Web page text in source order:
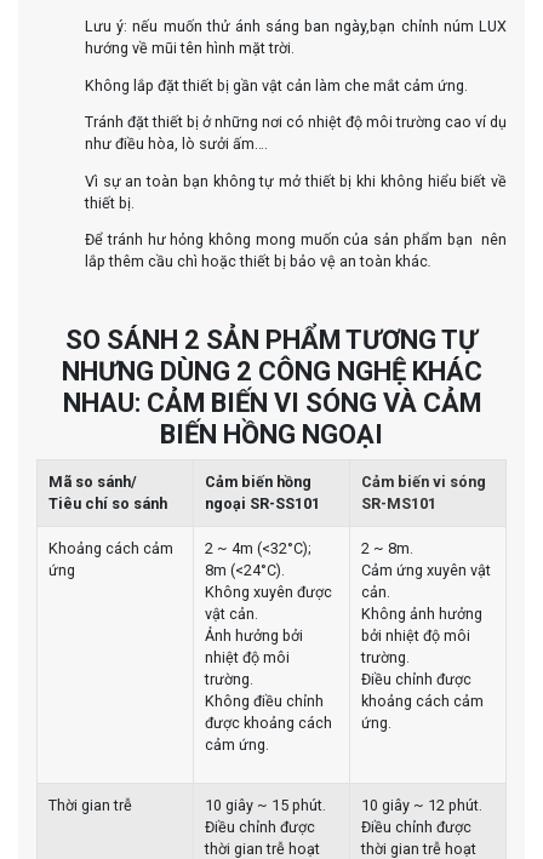
Lưu ý: nếu muốn thử ánh sáng ban ngày,bạn chỉnh núm LUX
hướng về mũi tên hình mặt trời.
Không lắp đặt thiết bị gần vật cản làm che mắt cảm ứng.
Tránh đặt thiết bị ở những nơi có nhiệt độ môi trường cao ví dụ
như điều hòa, lò sưởi ấm….
Vì sự an toàn bạn không tự mở thiết bị khi không hiểu biết về
thiết bị.
Để tránh hư hỏng không mong muốn của sản phẩm bạn nên
lắp thêm cầu chì hoặc thiết bị bảo vệ an toàn khác.
SO SÁNH 2 SẢN PHẨM TƯƠNG TỰ
NHƯNG DÙNG 2 CÔNG NGHỆ KHÁC
NHAU: CẢM BIẾN VI SÓNG VÀ CẢM
BIẾN HỒNG NGOẠI
Mã so sánh/
Tiêu chí so sánh
Cảm biến hồng
ngoại SR-SS101
Cảm biến vi sóng
SR-MS101
Khoảng cách cảm
ứng
2 ~ 4m (<32°C);
8m (<24°C).
Không xuyên được
vật cản.
Ảnh hưởng bởi
nhiệt độ môi
trường.
Không điều chỉnh
được khoảng cách
cảm ứng.
2 ~ 8m.
Cảm ứng xuyên vật
cản.
Không ảnh hưởng
bởi nhiệt độ môi
trường.
Điều chỉnh được
khoảng cách cảm
ứng.
Thời gian trễ
10 giây ~ 15 phút.
Điều chỉnh được
thời gian trễ hoạt
10 giây ~ 12 phút.
Điều chỉnh được
thời gian trễ hoạt